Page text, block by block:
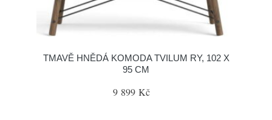
TMAVĚ HNĚDÁ KOMODA TVILUM RY, 102 X
95 CM
9 899 Kč